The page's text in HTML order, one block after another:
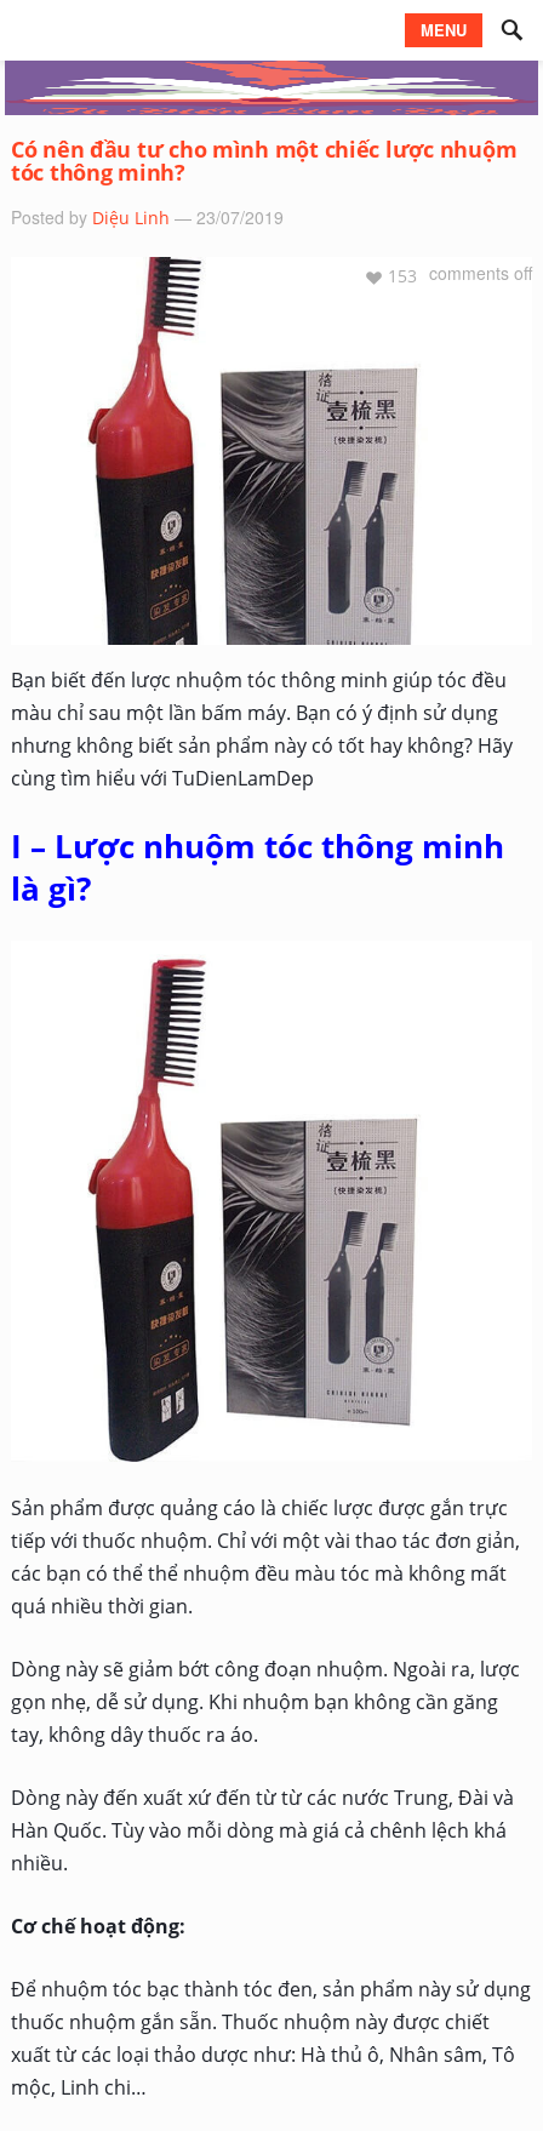
MENU
Có nên đầu tư cho mình một chiếc lược nhuộm
tóc thông minh?
Posted by Diệu Linh — 23/07/2019
comments off
153
Bạn biết đến lược nhuộm tóc thông minh giúp tóc đều
màu chỉ sau một lần bấm máy. Bạn có ý định sử dụng
nhưng không biết sản phẩm này có tốt hay không? Hãy
cùng tìm hiểu với TuDienLamDep
I – Lược nhuộm tóc thông minh
là gì?
Sản phẩm được quảng cáo là chiếc lược được gắn trực
tiếp với thuốc nhuộm. Chỉ với một vài thao tác đơn giản,
các bạn có thể thể nhuộm đều màu tóc mà không mất
quá nhiều thời gian.
Dòng này sẽ giảm bớt công đoạn nhuộm. Ngoài ra, lược
gọn nhẹ, dễ sử dụng. Khi nhuộm bạn không cần găng
tay, không dây thuốc ra áo.
Dòng này đến xuất xứ đến từ từ các nước Trung, Đài và
Hàn Quốc. Tùy vào mỗi dòng mà giá cả chênh lệch khá
nhiều.
Cơ chế hoạt động:
Để nhuộm tóc bạc thành tóc đen, sản phẩm này sử dụng
thuốc nhuộm gắn sẵn. Thuốc nhuộm này được chiết
xuất từ các loại thảo dược như: Hà thủ ô, Nhân sâm, Tô
mộc, Linh chi…